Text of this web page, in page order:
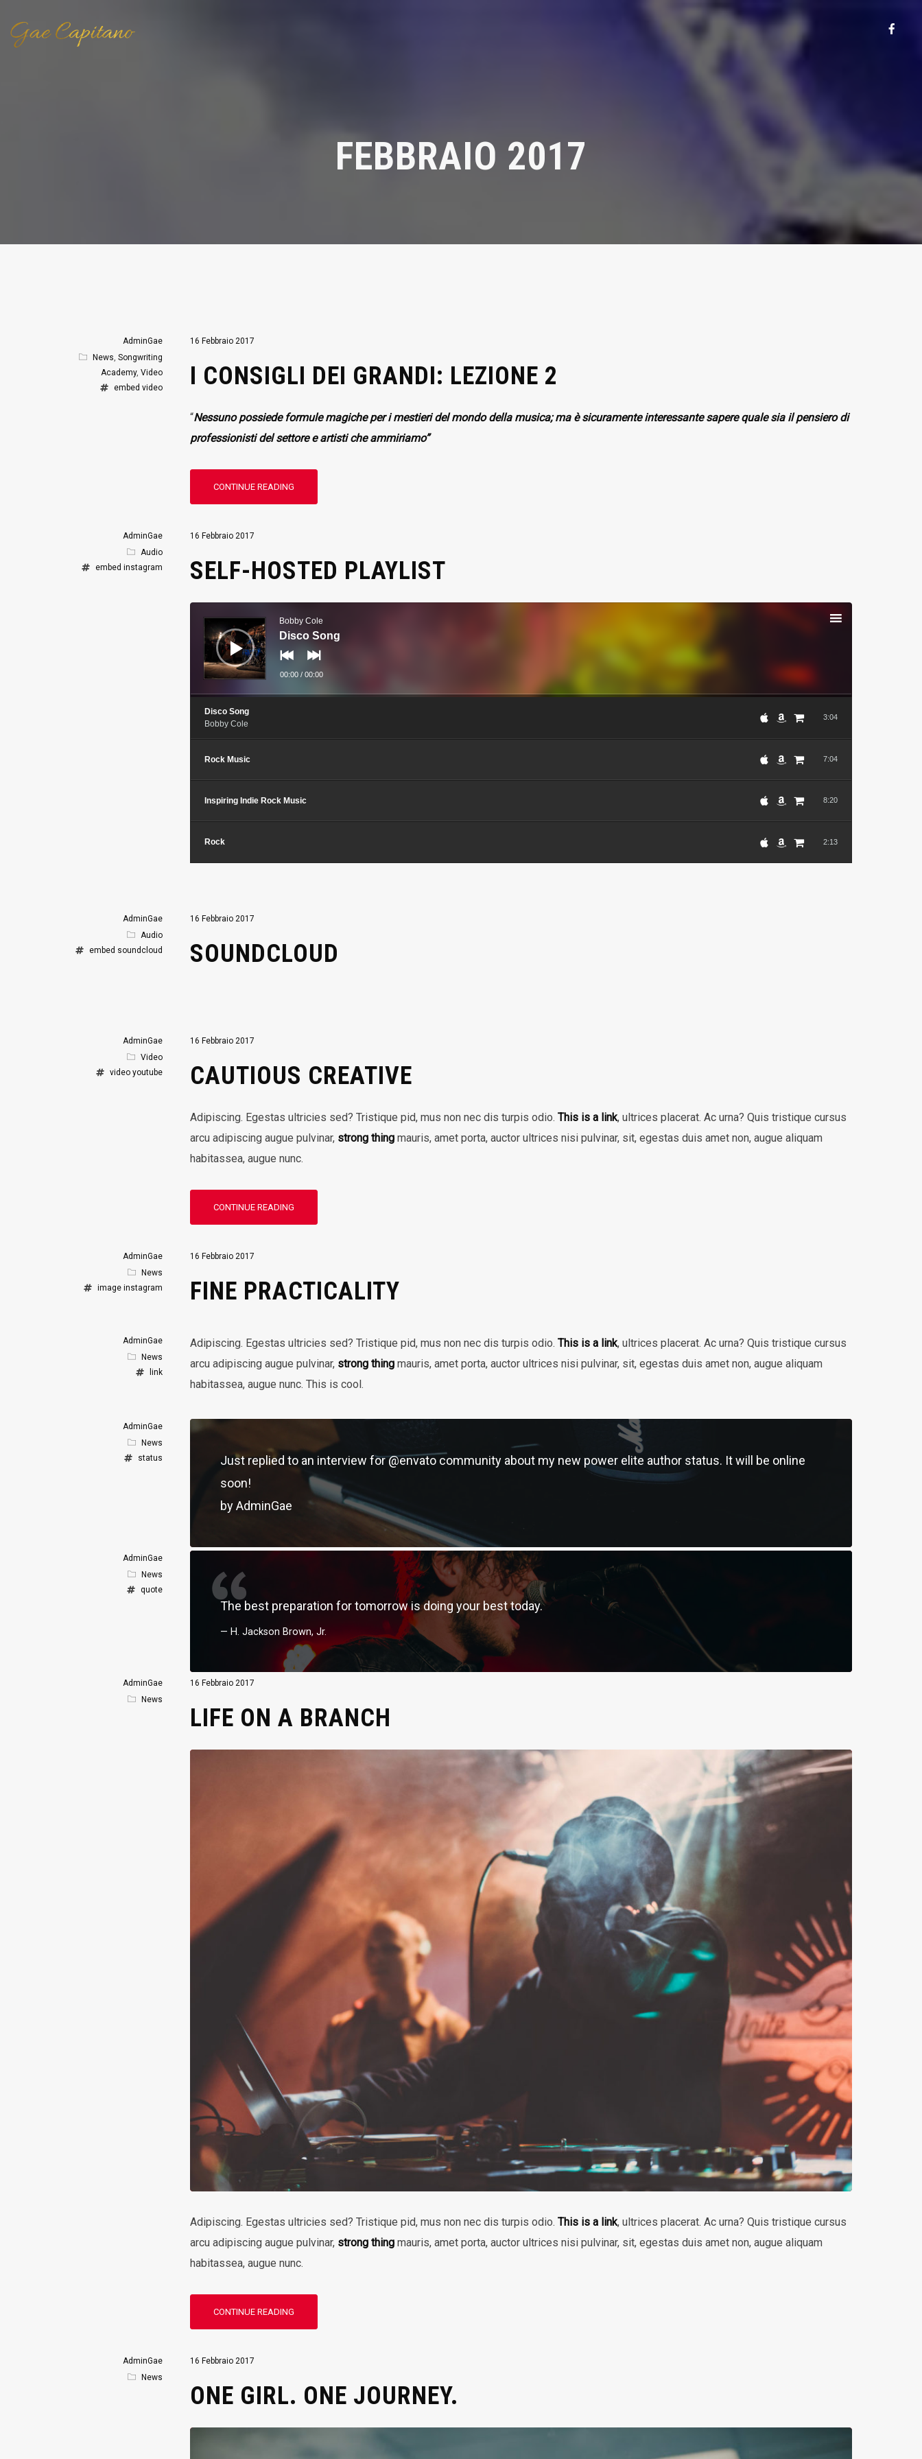
FEBBRAIO 2017
16 Febbraio 2017
I CONSIGLI DEI GRANDI: LEZIONE 2
“Nessuno possiede formule magiche per i mestieri del mondo della musica; ma è sicuramente interessante sapere quale sia il pensiero di
professionisti del settore e artisti che ammiriamo”
CONTINUE READING
AdminGae
News, Songwriting
Academy, Video
embed video
16 Febbraio 2017
SELF-HOSTED PLAYLIST
Audio
Bobby Cole
Disco Song
00:00 / 00:00
Disco Song
Bobby Cole
3:04
Rock Music 7:04
Inspiring Indie Rock Music 8:20
Rock 2:13
AdminGae
Audio
embed instagram
16 Febbraio 2017
SOUNDCLOUD
AdminGae
Audio
embed soundcloud
16 Febbraio 2017
CAUTIOUS CREATIVE
Adipiscing. Egestas ultricies sed? Tristique pid, mus non nec dis turpis odio. This is a link, ultrices placerat. Ac urna? Quis tristique cursus
arcu adipiscing augue pulvinar, strong thing mauris, amet porta, auctor ultrices nisi pulvinar, sit, egestas duis amet non, augue aliquam
habitassea, augue nunc.
CONTINUE READING
AdminGae
Video
video youtube
16 Febbraio 2017
FINE PRACTICALITY
AdminGae
News
image instagram
Adipiscing. Egestas ultricies sed? Tristique pid, mus non nec dis turpis odio. This is a link, ultrices placerat. Ac urna? Quis tristique cursus
arcu adipiscing augue pulvinar, strong thing mauris, amet porta, auctor ultrices nisi pulvinar, sit, egestas duis amet non, augue aliquam
habitassea, augue nunc. This is cool.
AdminGae
News
link
Just replied to an interview for @envato community about my new power elite author status. It will be online
soon!
by AdminGae
AdminGae
News
status
The best preparation for tomorrow is doing your best today.
H. Jackson Brown, Jr.
AdminGae
News
quote
16 Febbraio 2017
LIFE ON A BRANCH
Adipiscing. Egestas ultricies sed? Tristique pid, mus non nec dis turpis odio. This is a link, ultrices placerat. Ac urna? Quis tristique cursus
arcu adipiscing augue pulvinar, strong thing mauris, amet porta, auctor ultrices nisi pulvinar, sit, egestas duis amet non, augue aliquam
habitassea, augue nunc.
CONTINUE READING
AdminGae
News
16 Febbraio 2017
ONE GIRL. ONE JOURNEY.
AdminGae
News